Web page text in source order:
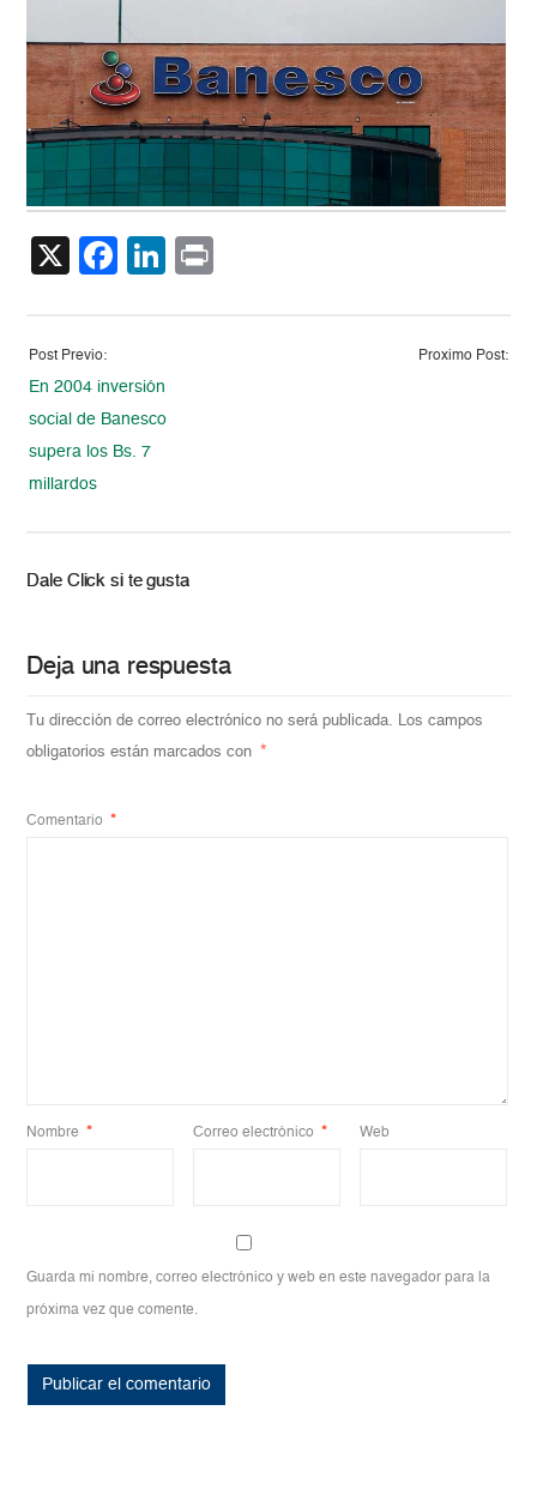
X Facebook
LinkedIn
Post Previo:
En 2004 inversión
social de Banesco
supera los Bs. 7
millardos
Proximo Post:
Dale Click si te gusta
Deja una respuesta
Tu dirección de correo electrónico no será publicada. Los campos
obligatorios están marcados con *
Comentario *
Nombre * Correo electrónico * Web
Guarda mi nombre, correo electrónico y web en este navegador para la
próxima vez que comente.